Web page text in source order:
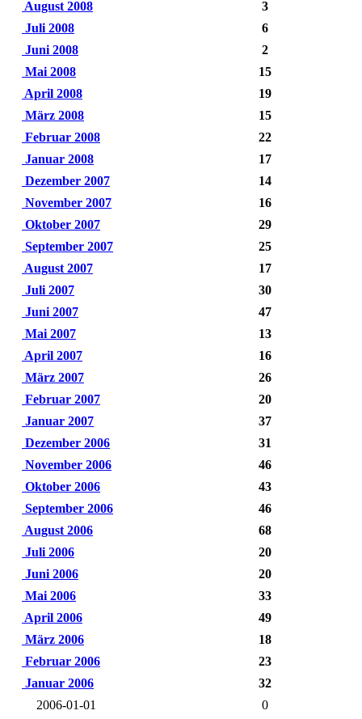
August 2008
3
Juli 2008
6
Juni 2008
2
Mai 2008
15
April 2008
19
März 2008
15
Februar 2008
22
Januar 2008
17
Dezember 2007
14
November 2007
16
Oktober 2007
29
September 2007
25
August 2007
17
Juli 2007
30
Juni 2007
47
Mai 2007
13
April 2007
16
März 2007
26
Februar 2007
20
Januar 2007
37
Dezember 2006
31
November 2006
46
Oktober 2006
43
September 2006
46
August 2006
68
Juli 2006
20
Juni 2006
20
Mai 2006
33
April 2006
49
März 2006
18
Februar 2006
23
Januar 2006
32
2006-01-01
0